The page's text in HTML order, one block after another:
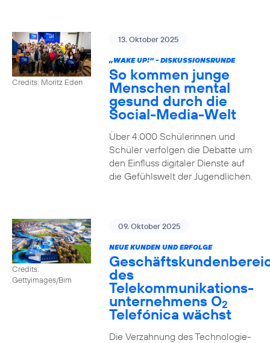
Credits: Moritz Eden
13. Oktober 2025
„WAKE UP!“ - DISKUSSIONSRUNDE
So kommen junge
Menschen mental
gesund durch die
Social-Media-Welt
Über 4.000 Schülerinnen und
Schüler verfolgen die Debatte um
den Einfluss digitaler Dienste auf
die Gefühlswelt der Jugendlichen.
Credits:
Gettyimages/Bim
09. Oktober 2025
NEUE KUNDEN UND ERFOLGE
des
Telekommunikations­
unternehmens O2
Telefónica wächst
Die Verzahnung des Technologie-